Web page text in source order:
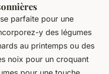
parfaite pour une
y des légumes
au printemps ou des
noix pour un croquant